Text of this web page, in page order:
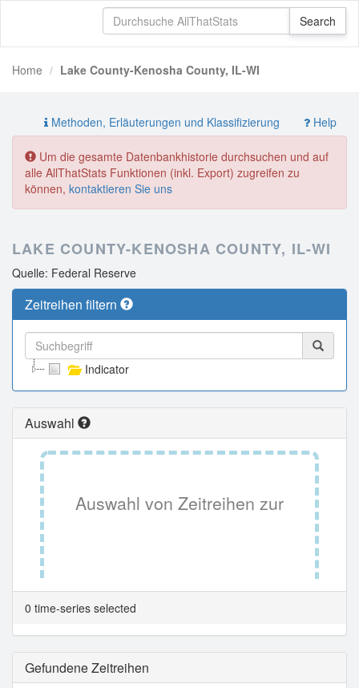
Home Lake County-Kenosha County, IL-WI
Methoden, Erläuterungen und Klassifizierung Help
Um die gesamte Datenbankhistorie durchsuchen und auf
alle AllThatStats Funktionen (inkl. Export) zugreifen zu
können, kontaktieren Sie uns
LAKE COUNTY-KENOSHA COUNTY, IL-WI
Quelle: Federal Reserve
Zeitreihen filtern
Indicator
Auswahl
Auswahl von Zeitreihen zur
Tabellenansicht.
0 time-series selected
Gefundene Zeitreihen